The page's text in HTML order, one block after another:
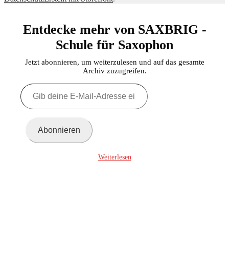
Entdecke mehr von SAXBRIG -
Schule für Saxophon
Jetzt abonnieren, um weiterzulesen und auf das gesamte
Archiv zuzugreifen.
Gib
deine
E-
Abonnieren
Weiterlesen